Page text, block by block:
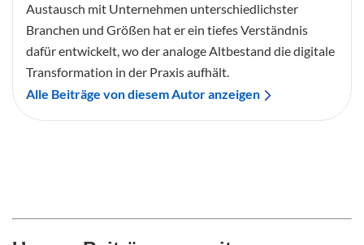
Austausch mit Unternehmen unterschiedlichster
Branchen und Größen hat er ein tiefes Verständnis
dafür entwickelt, wo der analoge Altbestand die digitale
Transformation in der Praxis aufhält.
Alle Beiträge von diesem Autor anzeigen